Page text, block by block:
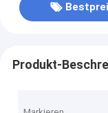
Produkt-